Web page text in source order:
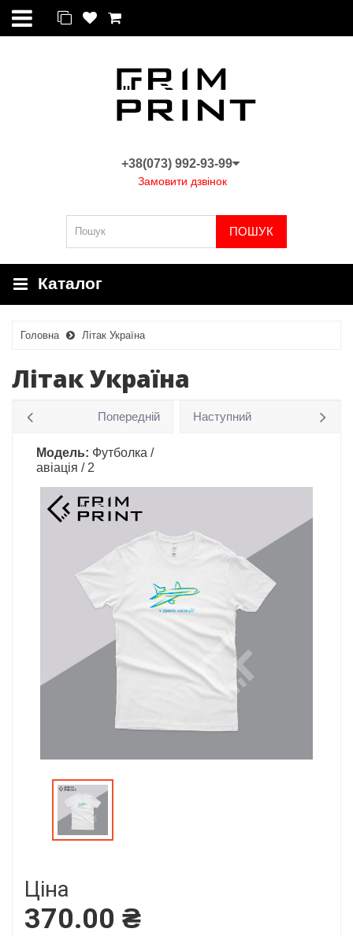
+38(073) 992-93-99
Замовити дзвінок
ПОШУК
Каталог
Головна Літак Україна
Літак Україна
Попередній Наступний
Модель: Футболка /
авіація / 2
Ціна
370.00 ₴